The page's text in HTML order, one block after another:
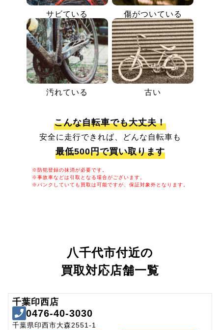
サビている 傷がついている
汚れている 古い
こんな自転車でも大丈夫！
安全に走行できれば、どんな自転車も
最低500円で買い取ります
※防犯登録の抹消が必要です。
※事故車などは引取となる場合がございます。
※パンクしていても買取は可能ですが、保証対象外となります。
八千代市付近の
買取対応店舗一覧
千葉印西店
0476-40-3030
千葉県印西市大森2551-1